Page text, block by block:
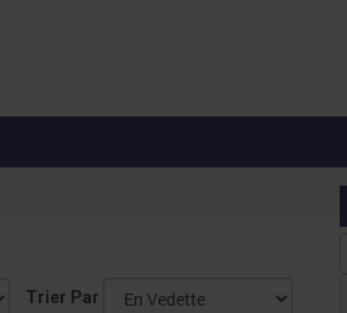
Trier Par